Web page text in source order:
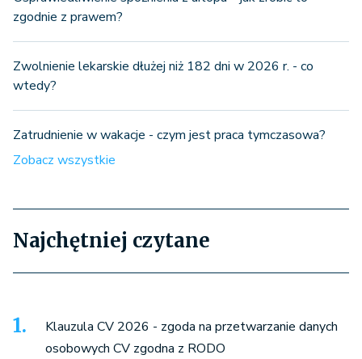
zgodnie z prawem?
Zwolnienie lekarskie dłużej niż 182 dni w 2026 r. - co
wtedy?
Zatrudnienie w wakacje - czym jest praca tymczasowa?
Zobacz wszystkie
Najchętniej czytane
Klauzula CV 2026 - zgoda na przetwarzanie danych
osobowych CV zgodna z RODO